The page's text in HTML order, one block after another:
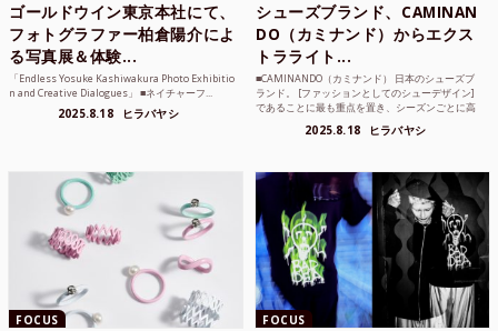
ゴールドウイン東京本社にて、
フォトグラファー柏倉陽介によ
る写真展＆体験...
「Endless Yosuke Kashiwakura Photo Exhibitio
n and Creative Dialogues」 ■ネイチャーフ...
2025.8.18 ヒラバヤシ
シューズブランド、CAMINAN
DO（カミナンド）からエクス
トラライト...
■CAMINANDO（カミナンド） 日本のシューズブ
ランド。 [ファッションとしてのシューデザイン]
であることに最も重点を置き、シーズンごとに高
2025.8.18 ヒラバヤシ
FOCUS FOCUS